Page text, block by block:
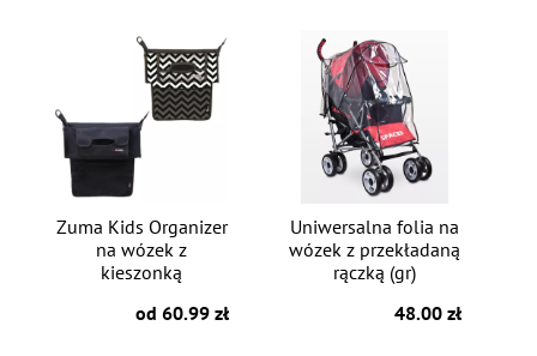
Zuma Kids Organizer
na wózek z
kieszonką
od 60.99 zł
Uniwersalna folia na
wózek z przekładaną
rączką (gr)
48.00 zł